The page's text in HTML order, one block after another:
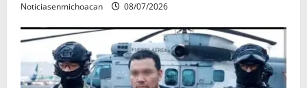
Noticiasenmichoacan 08/07/2026